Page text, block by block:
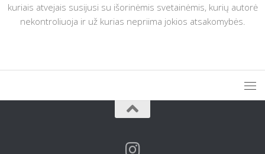
kuriais atvejais susijusi su išorinėmis svetainėmis, kurių autorė
nekontroliuoja ir už kurias nepriima jokios atsakomybės.